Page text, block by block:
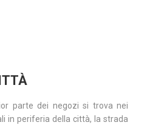
parte dei negozi si trova nei
in periferia della città, la strada